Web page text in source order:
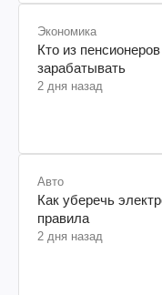
Экономика
Кто из
зарабатывать
2 дня назад
Авто
Как уберечь
правила
2 дня назад